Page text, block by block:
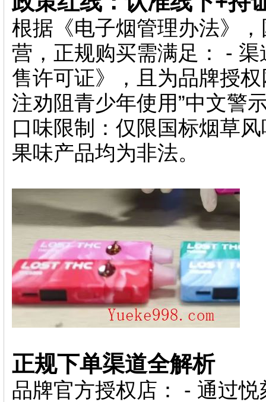
根据《电子烟管理办法》
营，正规购买需满足： -
售许可证》，且为品牌授
注劝阻青少年使用”中文警
口味限制：仅限国标烟草
果味产品均为非法。
正规下单渠道全解析
品牌官方授权店： - 通过